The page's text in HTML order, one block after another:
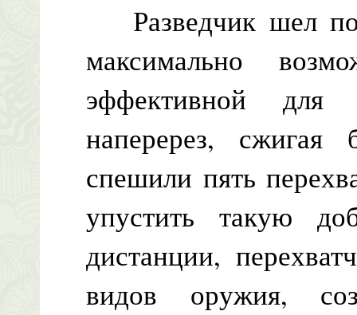
Разведчик шел по
максимально
эффективной
наперерез,
спешили пять
упустить такую
дистанции,
видов оружия,